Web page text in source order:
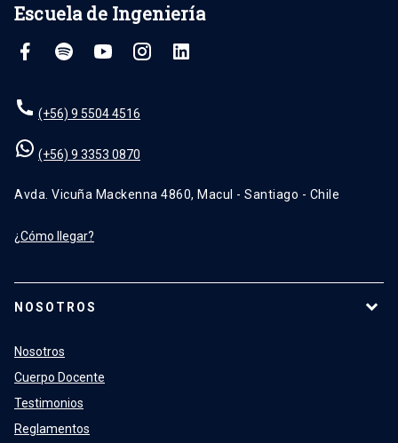
Escuela de Ingeniería
(+56) 9 5504 4516
(+56) 9 3353 0870
Avda. Vicuña Mackenna 4860, Macul - Santiago - Chile
¿Cómo llegar?
NOSOTROS
Nosotros
Cuerpo Docente
Testimonios
Reglamentos